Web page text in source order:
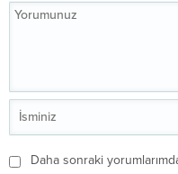
Daha sonraki